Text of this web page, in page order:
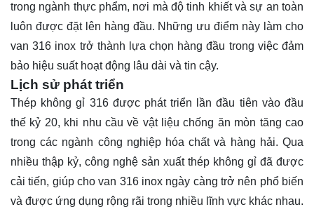
trong ngành thực phẩm, nơi mà độ tinh khiết và sự an toàn
luôn được đặt lên hàng đầu. Những ưu điểm này làm cho
van 316 inox trở thành lựa chọn hàng đầu trong việc đảm
bảo hiệu suất hoạt động lâu dài và tin cậy.
Lịch sử phát triển
Thép không gỉ 316 được phát triển lần đầu tiên vào đầu
thế kỷ 20, khi nhu cầu về vật liệu chống ăn mòn tăng cao
trong các ngành công nghiệp hóa chất và hàng hải. Qua
nhiều thập kỷ, công nghệ sản xuất thép không gỉ đã được
cải tiến, giúp cho van 316 inox ngày càng trở nên phổ biến
và được ứng dụng rộng rãi trong nhiều lĩnh vực khác nhau.